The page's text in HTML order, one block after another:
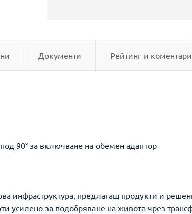
Документи Рейтинг и коментари
90° за включване на обемен адаптор
инфраструктура, предлагащ продукти и
за подобряване на живота чрез